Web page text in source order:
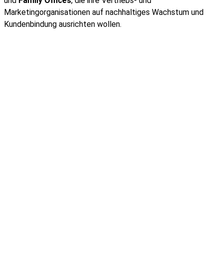
Marketingorganisationen auf nachhaltiges Wachstum und
Kundenbindung ausrichten wollen.